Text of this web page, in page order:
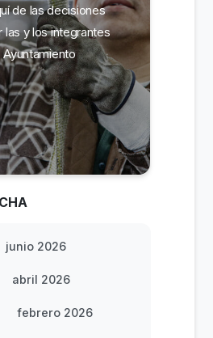
de las decisiones
las y los integrantes
Ayuntamiento
junio 2026
abril 2026
febrero 2026